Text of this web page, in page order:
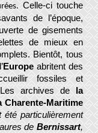
Celle-ci touche
de l’époque,
de gisements
de mieux en
Bientôt, tous
Europeabritent des
fossiles et
Les archives dela
Charente-Maritime
été particulièrement
deBernissart,